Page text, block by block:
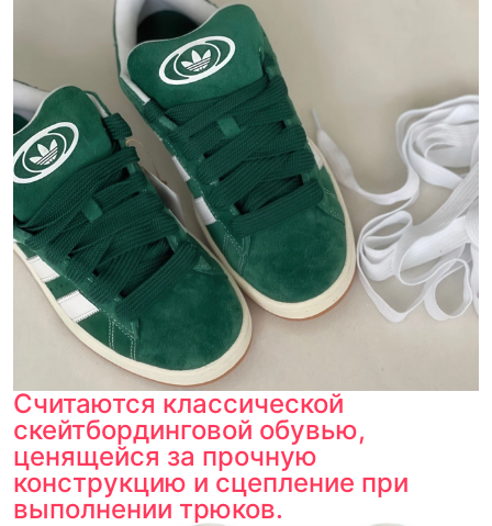
Считаются классической
скейтбординговой обувью,
ценящейся за прочную
конструкцию и сцепление при
выполнении трюков.